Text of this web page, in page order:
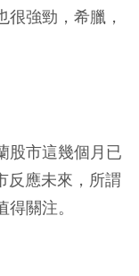
強勁，希臘，
股市這幾個月已
反應未來，所謂
關注。